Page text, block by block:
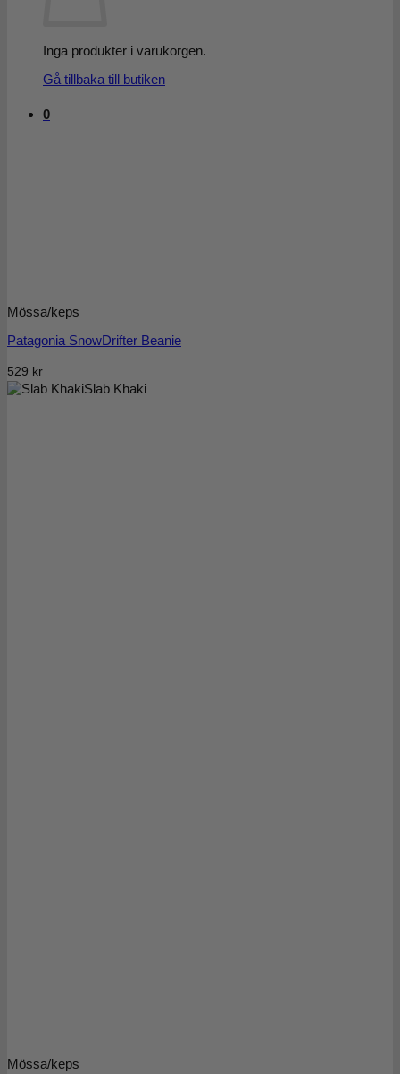
Inga produkter i varukorgen.
Gå tillbaka till butiken
0
Slab Khaki
Mössa/keps
Patagonia SnowDrifter Beanie
529 kr
Mössa/keps